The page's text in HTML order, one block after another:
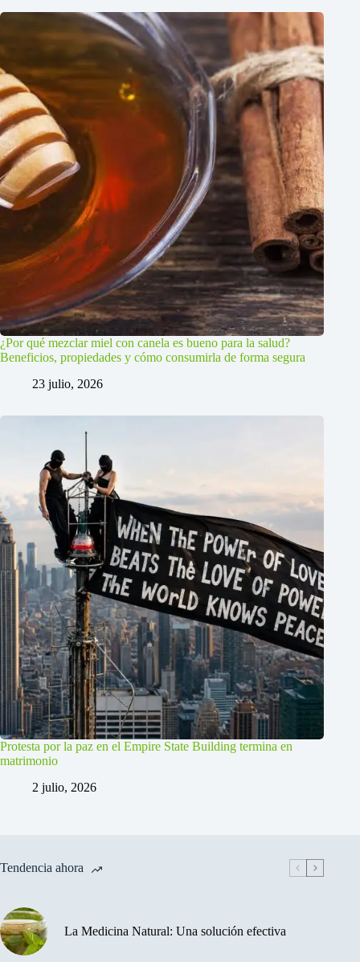
¿Por qué mezclar miel con canela es bueno para la salud?
Beneficios, propiedades y cómo consumirla de forma segura
23 julio, 2026
Protesta por la paz en el Empire State Building termina en
matrimonio
2 julio, 2026
Tendencia ahora
La Medicina Natural: Una solución efectiva